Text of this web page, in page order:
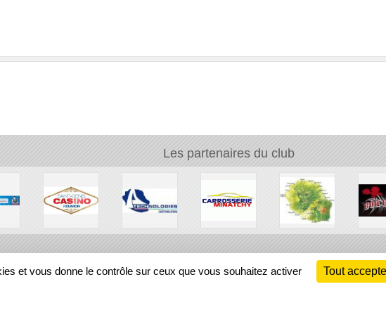
Les partenaires du club
et vous donne le contrôle sur ceux que vous souhaitez activer Tout